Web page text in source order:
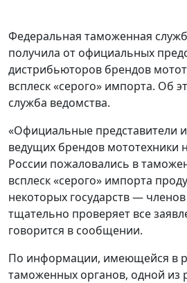
Федеральная таможенная
получила от официальных
дистрибьюторов брендов
всплеск «серого» импорта. Об
служба ведомства.
«Официальные представители
ведущих брендов мототехники
России пожаловались в
всплеск «серого» импорта
некоторых государств —
тщательно проверяет все
говорится в сообщении.
По информации, имеющейся в
таможенных органов, одной из